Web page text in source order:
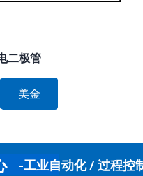
二极管
美金
-工业自动化 / 过程控